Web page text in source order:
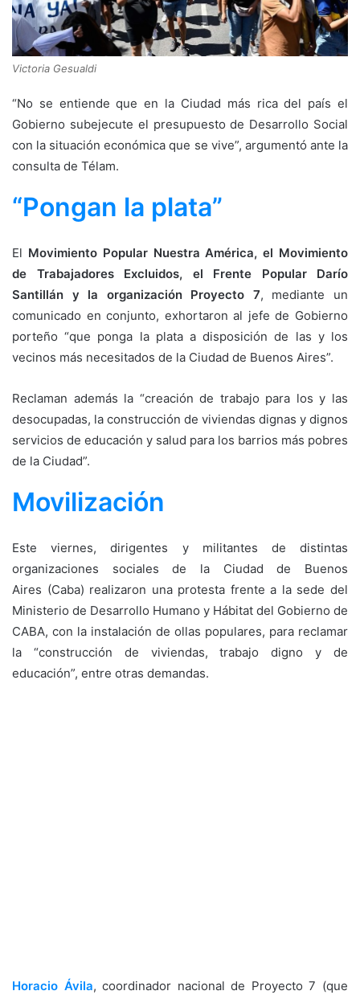
Victoria Gesualdi
“No se entiende que en la Ciudad más rica del país el
Gobierno subejecute el presupuesto de Desarrollo Social
con la situación económica que se vive”, argumentó ante la
consulta de Télam.
“Pongan la plata”
El Movimiento Popular Nuestra América, el Movimiento
de Trabajadores Excluidos, el Frente Popular Darío
Santillán y la organización Proyecto 7, mediante un
comunicado en conjunto, exhortaron al jefe de Gobierno
porteño “que ponga la plata a disposición de las y los
vecinos más necesitados de la Ciudad de Buenos Aires”.
Reclaman además la “creación de trabajo para los y las
desocupadas, la construcción de viviendas dignas y dignos
servicios de educación y salud para los barrios más pobres
de la Ciudad”.
Movilización
Este viernes, dirigentes y militantes de distintas
organizaciones sociales de la Ciudad de Buenos
Aires (Caba) realizaron una protesta frente a la sede del
Ministerio de Desarrollo Humano y Hábitat del Gobierno de
CABA, con la instalación de ollas populares, para reclamar
la “construcción de viviendas, trabajo digno y de
educación”, entre otras demandas.
Horacio Ávila, coordinador nacional de Proyecto 7 (que